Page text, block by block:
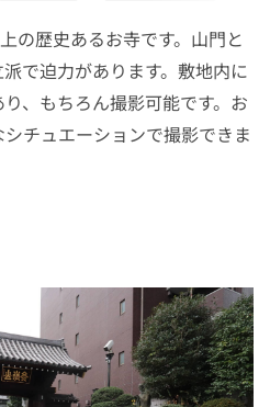
の歴史あるお寺です。山門と
で迫力があります。敷地内に
、もちろん撮影可能です。お
チュエーションで撮影できま